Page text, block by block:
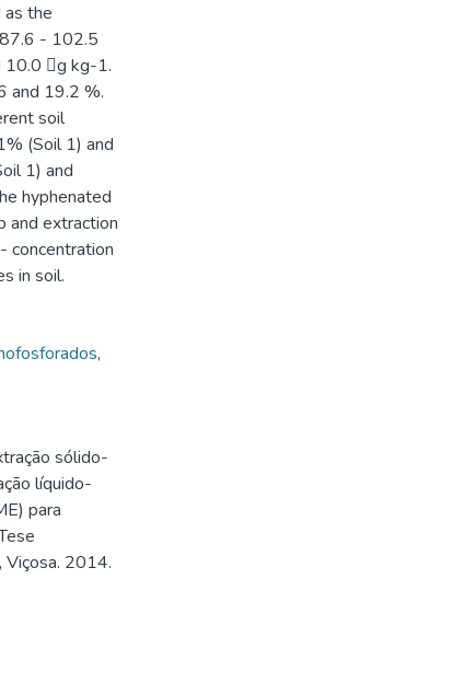
the
- 102.5
10.0 g kg-1.
and 19.2 %.
soil
(Soil 1) and
1) and
hyphenated
and extraction
concentration
in soil.
,
sólido-
líquido-
para
Viçosa. 2014.